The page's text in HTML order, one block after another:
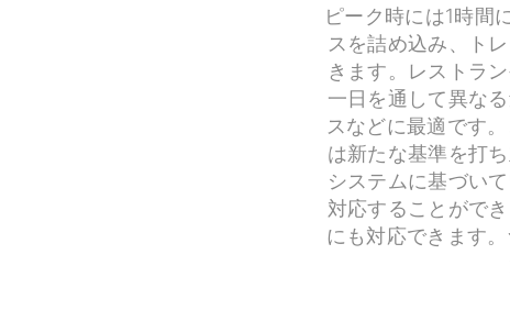
ピーク時には1時間
スを詰め込み、ト
きます。レストラ
一日を通して異な
スなどに最適です
は新たな基準を打
システムに基づい
対応することがで
にも対応できます